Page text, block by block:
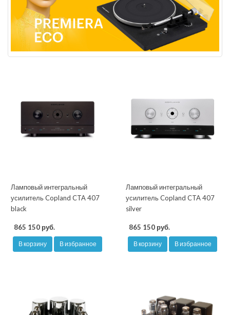
Ламповый интегральный
усилитель Copland CTA 407
black
865 150 руб.
В корзину В избранное
Ламповый интегральный
усилитель Copland CTA 407
silver
865 150 руб.
В корзину В избранное